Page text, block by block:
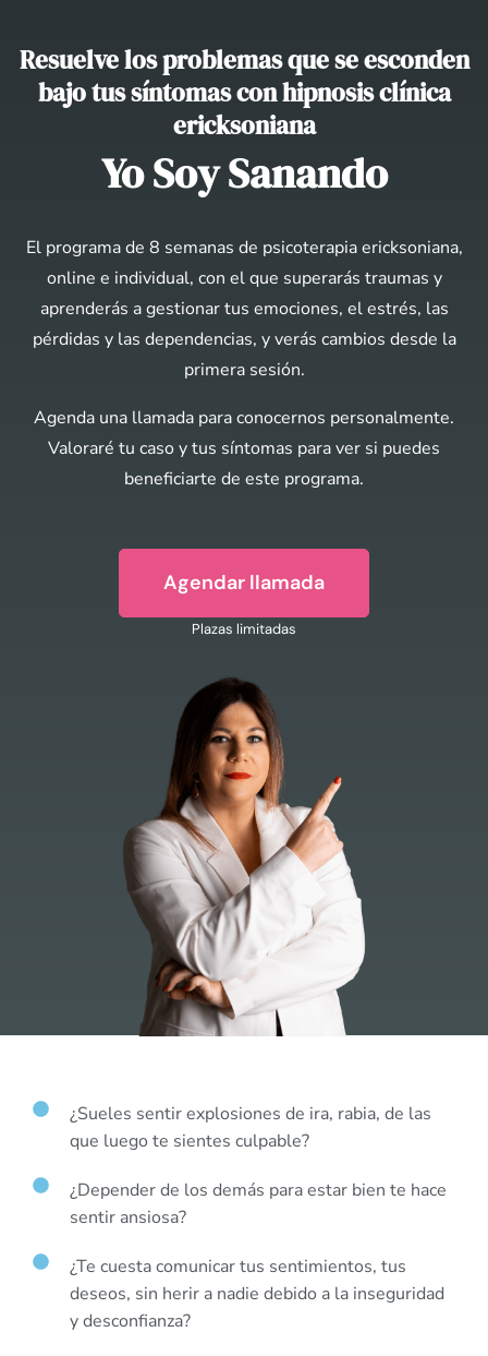
Resuelve los problemas que se esconden
bajo tus síntomas con hipnosis clínica
ericksoniana
Yo Soy Sanando
El programa de 8 semanas de psicoterapia ericksoniana,
online e individual, con el que superarás traumas y
aprenderás a gestionar tus emociones, el estrés, las
pérdidas y las dependencias, y verás cambios desde la
primera sesión.
Agenda una llamada para conocernos personalmente.
Valoraré tu caso y tus síntomas para ver si puedes
beneficiarte de este programa.
Agendar llamada
Plazas limitadas
¿Sueles sentir explosiones de ira, rabia, de las
que luego te sientes culpable?
¿Depender de los demás para estar bien te hace
sentir ansiosa?
¿Te cuesta comunicar tus sentimientos, tus
deseos, sin herir a nadie debido a la inseguridad
y desconfianza?